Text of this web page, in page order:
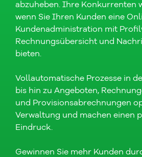
abzuheben. Ihre Konkurrenten
wenn Sie Ihren Kunden eine
Kundenadministration mit
Rechnungsübersicht und
bieten.
Vollautomatische Prozesse in
bis hin zu Angeboten,
und Provisionsabrechnungen
Verwaltung und machen einen
Eindruck.
Gewinnen Sie mehr Kunden